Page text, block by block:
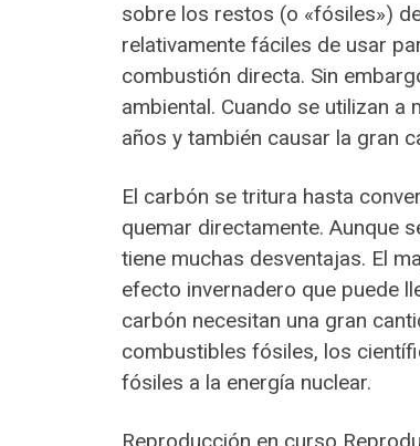
sobre los restos (o «fósiles»)
relativamente fáciles de usar
combustión directa. Sin
ambiental. Cuando se utilizan
años y también causar la gran
El carbón se tritura hasta
quemar directamente. Aunque
tiene muchas desventajas. El
efecto invernadero que puede
carbón necesitan una gran
combustibles fósiles, los
fósiles a la energía nuclear.